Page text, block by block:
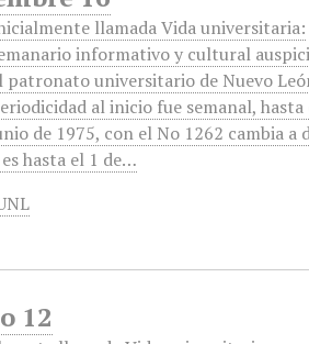
llamada Vida universitaria:
informativo y cultural
patronato universitario de Nuevo
al inicio fue semanal, hasta
de 1975, con el No 1262 cambia a
hasta el 1 de…
12